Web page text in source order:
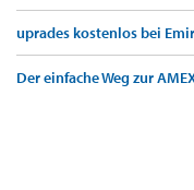
uprades kostenlos bei
Der einfache Weg zur